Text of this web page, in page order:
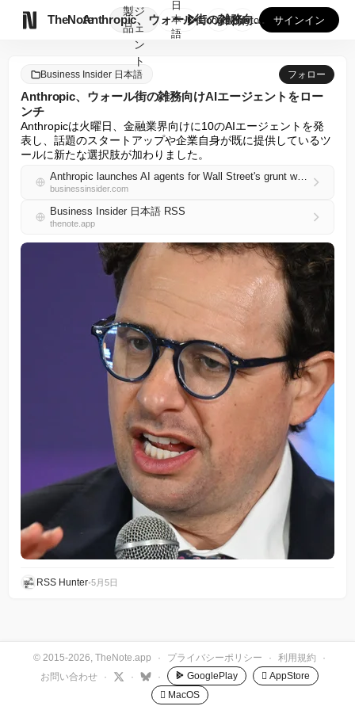
TheNote
製
品
ジ
ェ
ン
ト
Anthropic、ウォール街の雑務向けAIエージェントをロ...
日
本
語
GooglePlay
AppStore サインイン
Business Insider 日本語 フォロー
Anthropic、ウォール街の雑務向けAIエージェントをロー
ンチ
Anthropicは火曜日、金融業界向けに10のAIエージェントを発
表し、話題のスタートアップや企業自身が既に提供しているツ
ールに新たな選択肢が加わりました。
Anthropic launches AI agents for Wall Street's grunt work
businessinsider.com
Business Insider 日本語 RSS
thenote.app
RSS Hunter•5月5日
© 2015-2026, TheNote.app · プライバシーポリシー · 利用規約
·
お問い合わせ
· · · GooglePlay
 AppStore
 MacOS